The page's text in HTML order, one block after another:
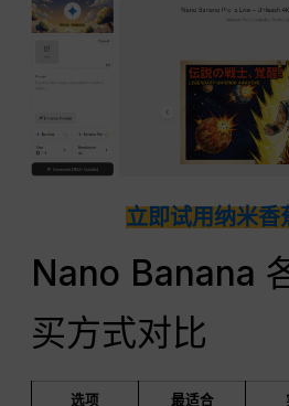
立即试用纳米香
Nano Banana
买方式对比
选项 最适合